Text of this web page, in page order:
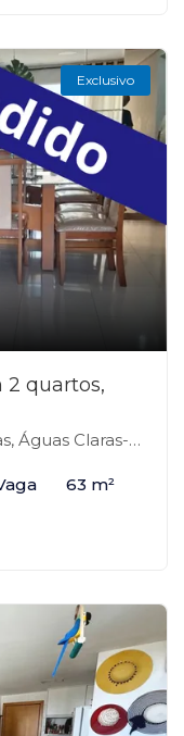
Exclusivo
quartos,
Claras-DF
63 m²